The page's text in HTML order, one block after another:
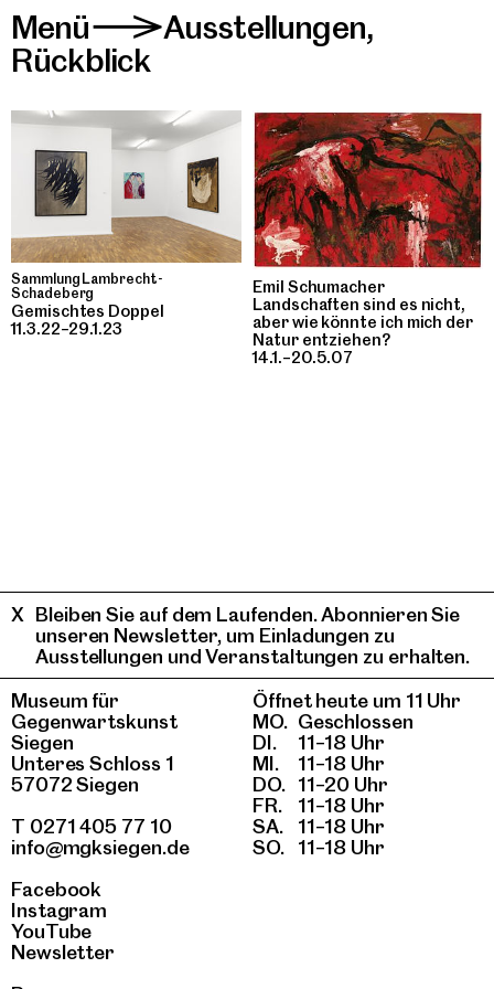
Menü>Ausstellungen,
Rückblick
Sammlung Lambrecht-
Schadeberg
Gemischtes Doppel
11.3.22–29.1.23
Emil Schumacher
Landschaften sind es nicht,
aber wie könnte ich mich der
Natur entziehen?
14.1.–20.5.07
Museum für
Gegenwartskunst
Siegen
Unteres Schloss 1
57072 Siegen
T 0271 405 77 10
info@mgksiegen.de
Facebook
Instagram
YouTube
Newsletter
Öffnet heute um 11 Uhr
MO. Geschlossen
DI.
11–18 Uhr
MI.
11–18 Uhr
DO. 11–20 Uhr
FR.
11–18 Uhr
SA.
11–18 Uhr
SO.
11–18 Uhr
Bleiben Sie auf dem Laufenden. Abonnieren Sie
unseren Newsletter, um Einladungen zu
Ausstellungen und Veranstaltungen zu erhalten.